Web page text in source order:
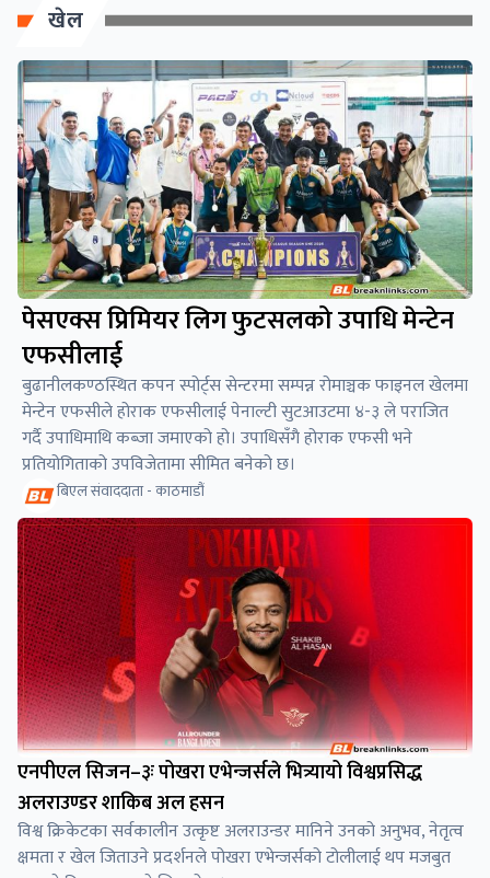
खेल
पेसएक्स प्रिमियर लिग फुटसलको उपाधि मेन्टेन
एफसीलाई
बुढानीलकण्ठस्थित कपन स्पोर्ट्स सेन्टरमा सम्पन्न रोमाञ्चक फाइनल खेलमा
मेन्टेन एफसीले होराक एफसीलाई पेनाल्टी सुटआउटमा ४-३ ले पराजित
गर्दै उपाधिमाथि कब्जा जमाएको हो। उपाधिसँगै होराक एफसी भने
प्रतियोगिताको उपविजेतामा सीमित बनेको छ।
बिएल संवाददाता - काठमाडौं
एनपीएल सिजन–३ः पोखरा एभेन्जर्सले भित्र्यायो विश्वप्रसिद्ध
अलराउण्डर शाकिब अल हसन
विश्व क्रिकेटका सर्वकालीन उत्कृष्ट अलराउन्डर मानिने उनको अनुभव, नेतृत्व
क्षमता र खेल जिताउने प्रदर्शनले पोखरा एभेन्जर्सको टोलीलाई थप मजबुत